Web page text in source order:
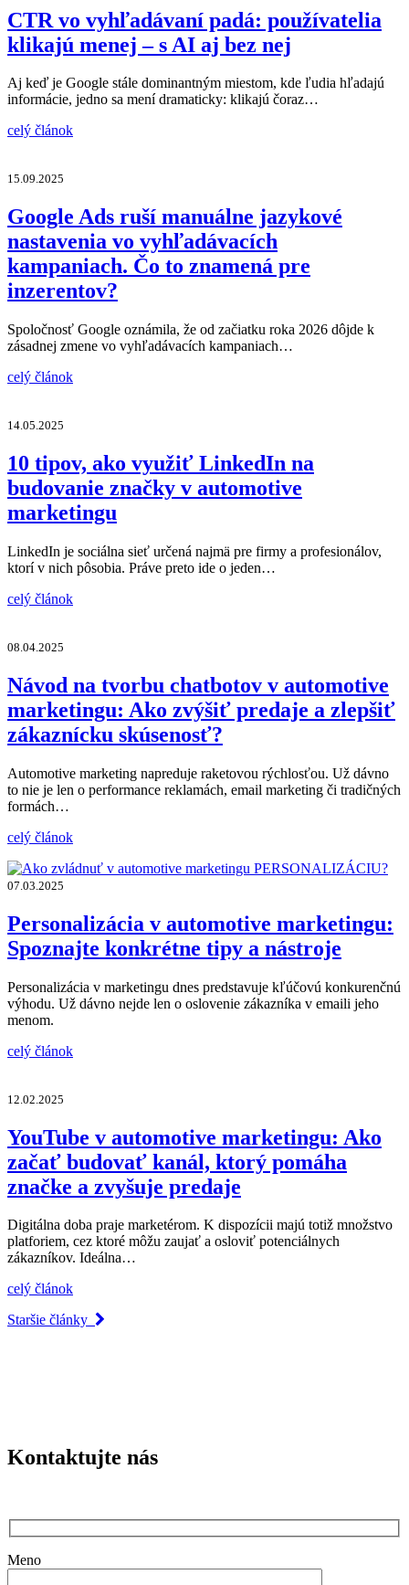
CTR vo vyhľadávaní padá: používatelia
klikajú menej – s AI aj bez nej
Aj keď je Google stále dominantným miestom, kde ľudia hľadajú
informácie, jedno sa mení dramaticky: klikajú čoraz…
celý článok
15.09.2025
Google Ads ruší manuálne jazykové
nastavenia vo vyhľadávacích
kampaniach. Čo to znamená pre
inzerentov?
Spoločnosť Google oznámila, že od začiatku roka 2026 dôjde k
zásadnej zmene vo vyhľadávacích kampaniach…
celý článok
14.05.2025
10 tipov, ako využiť LinkedIn na
budovanie značky v automotive
marketingu
LinkedIn je sociálna sieť určená najmä pre firmy a profesionálov,
ktorí v nich pôsobia. Práve preto ide o jeden…
celý článok
08.04.2025
Návod na tvorbu chatbotov v automotive
marketingu: Ako zvýšiť predaje a zlepšiť
zákaznícku skúsenosť?
Automotive marketing napreduje raketovou rýchlosťou. Už dávno
to nie je len o performance reklamách, email marketing či tradičných
formách…
celý článok
07.03.2025
Personalizácia v automotive marketingu:
Spoznajte konkrétne tipy a nástroje
Personalizácia v marketingu dnes predstavuje kľúčovú konkurenčnú
výhodu. Už dávno nejde len o oslovenie zákazníka v emaili jeho
menom.
celý článok
12.02.2025
YouTube v automotive marketingu: Ako
začať budovať kanál, ktorý pomáha
značke a zvyšuje predaje
Digitálna doba praje marketérom. K dispozícii majú totiž množstvo
platforiem, cez ktoré môžu zaujať a osloviť potenciálnych
zákazníkov. Ideálna…
celý článok
Staršie články
Kontaktujte nás
Meno